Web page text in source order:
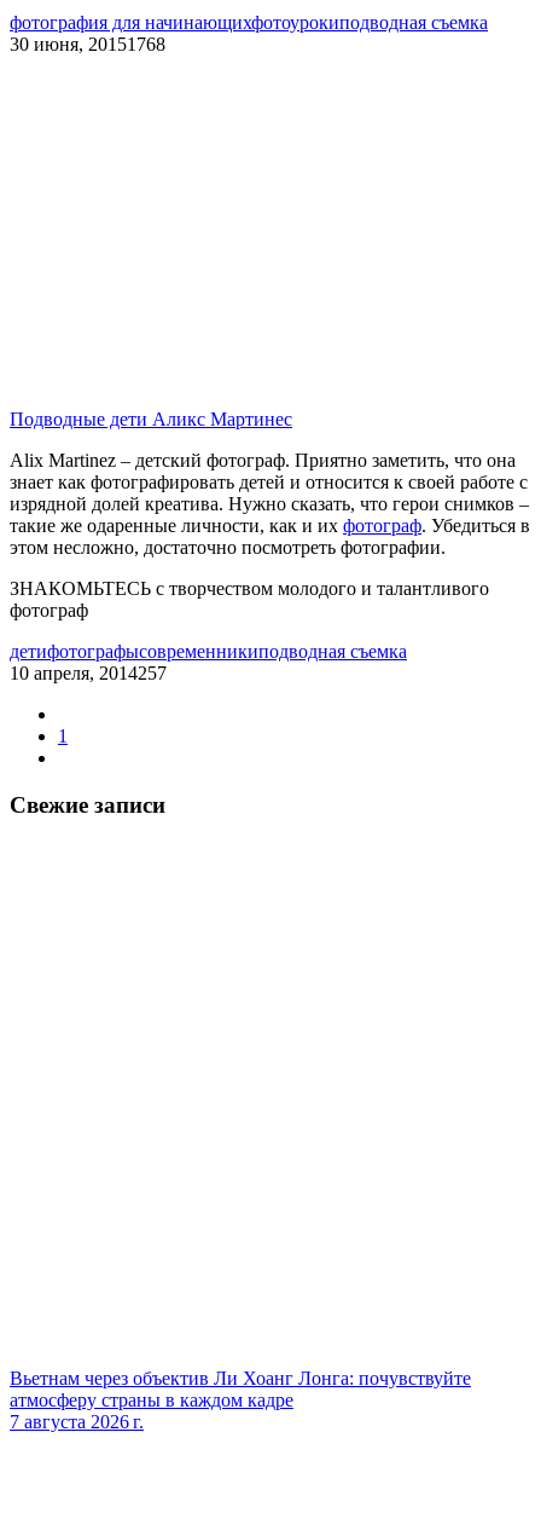
фотография для начинающихфотоурокиподводная съемка
30 июня, 20151768
Подводные дети Аликс Мартинес
Alix Martinez – детский фотограф. Приятно заметить, что она
знает как фотографировать детей и относится к своей работе с
изрядной долей креатива. Нужно сказать, что герои снимков –
такие же одаренные личности, как и их фотограф. Убедиться в
этом несложно, достаточно посмотреть фотографии.
ЗНАКОМЬТЕСЬ с творчеством молодого и талантливого
фотограф
детифотографысовременникиподводная съемка
10 апреля, 2014257
1
Свежие записи
Вьетнам через объектив Ли Хоанг Лонга: почувствуйте
атмосферу страны в каждом кадре
7 августа 2026 г.